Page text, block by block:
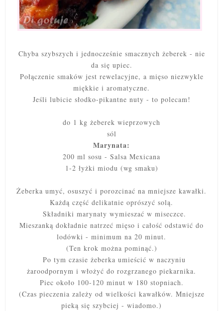
Chyba szybszych i jednocześnie smacznych żeberek - nie
da się upiec.
Połączenie smaków jest rewelacyjne, a mięso niezwykle
miękkie i aromatyczne.
Jeśli lubicie słodko-pikantne nuty - to polecam!
do 1 kg żeberek wieprzowych
sól
Marynata:
200 ml sosu - Salsa Mexicana
1-2 łyżki miodu (wg smaku)
Żeberka umyć, osuszyć i porozcinać na mniejsze kawałki.
Każdą część delikatnie oprószyć solą.
Składniki marynaty wymieszać w miseczce.
Mieszanką dokładnie natrzeć mięso i całość odstawić do
lodówki - minimum na 20 minut.
(Ten krok można pominąć.)
Po tym czasie żeberka umieścić w naczyniu
żaroodpornym i włożyć do rozgrzanego piekarnika.
Piec około 100-120 minut w 180 stopniach.
(Czas pieczenia zależy od wielkości kawałków. Mniejsze
pieką się szybciej - wiadomo.)